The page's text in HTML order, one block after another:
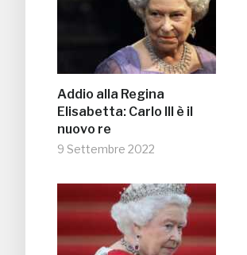
Addio alla Regina
Elisabetta: Carlo III è il
nuovo re
9 Settembre 2022